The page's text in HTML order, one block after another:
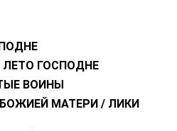
ЛЕТО ГОСПОДНЕ
ВОИНЫ
МАТЕРИ / ЛИКИ